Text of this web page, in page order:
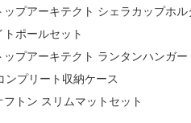
ップアーキテクト シェラカップホル
トポールセット
ップアーキテクト ランタンハンガー
ンプリート収納ケース
フトン スリムマットセット